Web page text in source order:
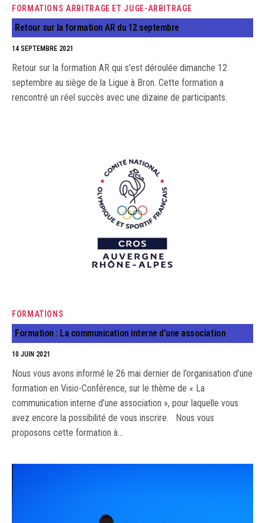
FORMATIONS ARBITRAGE ET JUGE-ARBITRAGE
Retour sur la formation AR du 12 septembre
14 SEPTEMBRE 2021
Retour sur la formation AR qui s'est déroulée dimanche 12
septembre au siège de la Ligue à Bron. Cette formation a
rencontré un réel succès avec une dizaine de participants.
FORMATIONS
Formation : La communication interne d’une association
10 JUIN 2021
Nous vous avons informé le 26 mai dernier de l’organisation d’une
formation en Visio-Conférence, sur le thème de « La
communication interne d’une association », pour laquelle vous
avez encore la possibilité de vous inscrire. Nous vous
proposons cette formation à…